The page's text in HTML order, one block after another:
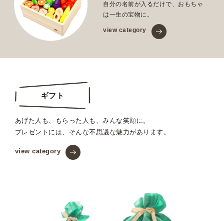
自分の名前が入るだけで、おもちゃ
は一生の宝物に。
view category
ギフト
あげた人も、もらった人も、みんな笑顔に。
プレゼントには、そんな不思議な魅力があります。
view category